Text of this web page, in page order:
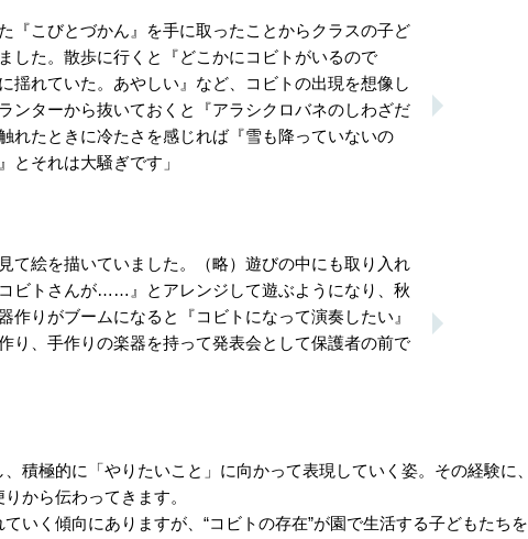
『こびとづかん』を手に取ったことからクラスの子ど
した。散歩に行くと『どこかにコビトがいるので
揺れていた。あやしい』など、コビトの出現を想像し
ンターから抜いておくと『アラシクロバネのしわざだ
れたときに冷たさを感じれば『雪も降っていないの
とそれは大騒ぎです」
て絵を描いていました。（略）遊びの中にも取り入れ
ビトさんが……』とアレンジして遊ぶようになり、秋
作りがブームになると『コビトになって演奏したい』
り、手作りの楽器を持って発表会として保護者の前で
積極的に「やりたいこと」に向かって表現していく姿。その経験に、
から伝わってきます。
いく傾向にありますが、“コビトの存在”が園で生活する子どもたちを